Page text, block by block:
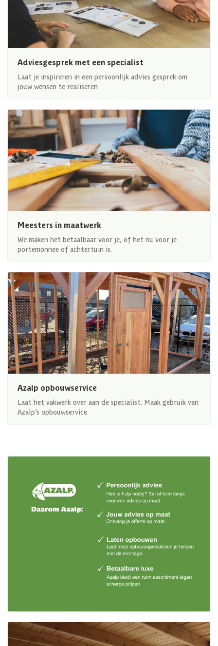
Adviesgesprek met een specialist
Laat je inspireren in een persoonlijk advies gesprek om
jouw wensen te realiseren
Meesters in maatwerk
We maken het betaalbaar voor je, of het nu voor je
portemonnee of achtertuin is.
Azalp opbouwservice
Laat het vakwerk over aan de specialist. Maak gebruik van
Azalp’s opbouwservice.